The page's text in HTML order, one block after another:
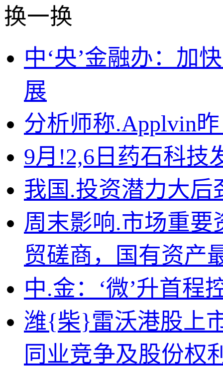
换一换
中‘央’金融办：加
展
分析师称.Applvin
9月!2,6日药石科技
我国.投资潜力大后
周末影响.市场重
贸磋商，国有资产
中.金：‘微’升首程
潍{柴}雷沃港股上
同业竞争及股份权